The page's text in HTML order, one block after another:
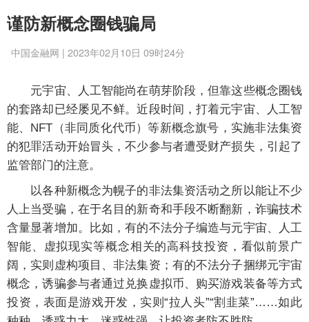
谨防新概念圈钱骗局
中国金融网 | 2023年02月10日 09时24分
元宇宙、人工智能尚在萌芽阶段，但靠这些概念圈钱
的套路却已经屡见不鲜。近段时间，打着元宇宙、人工智
能、NFT（非同质化代币）等新概念旗号，实施非法集资
的犯罪活动开始冒头，不少参与者遭受财产损失，引起了
监管部门的注意。
以各种新概念为幌子的非法集资活动之所以能让不少
人上当受骗，在于名目的新奇和手段不断翻新，诈骗技术
含量显著增加。比如，有的不法分子编造与元宇宙、人工
智能、虚拟现实等概念相关的高科技投资，看似前景广
阔，实则虚构项目、非法集资；有的不法分子捆绑元宇宙
概念，诱骗参与者通过兑换虚拟币、购买游戏装备等方式
投资，表面是游戏开发，实则“拉人头”“割韭菜”……如此